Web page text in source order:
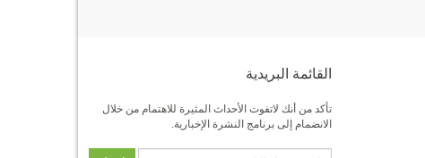
القائمة البريدية
تأكد من أنك لاتفوت الأحداث المثيرة للاهتمام من خلال
الانضمام إلى برنامج النشرة الإخبارية.